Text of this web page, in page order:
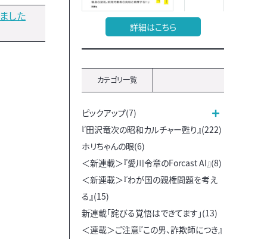
した
詳細はこちら
カテゴリ一覧
ピックアップ(7)
『田沢竜次の昭和カルチャー甦り』(222)
ホリちゃんの眼(6)
＜新連載＞『愛川令章のForcast AI』(8)
＜新連載＞『わが国の親権問題を考え
る』(15)
新連載「詫びる覚悟はできてます」(13)
＜連載＞ご注意『この男、詐欺師につき』